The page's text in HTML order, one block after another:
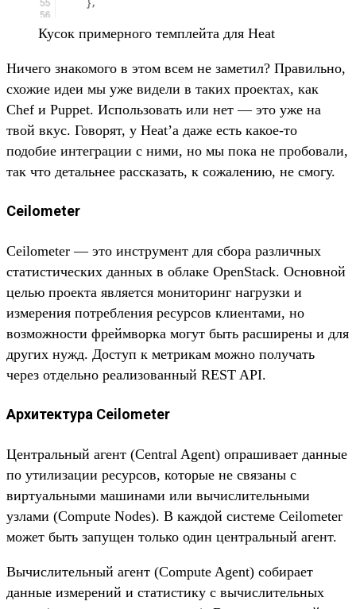
Кусок примерного темплейта для Heat
Ничего знакомого в этом всем не заметил? Правильно,
схожие идеи мы уже видели в таких проектах, как
Chef и Puppet. Использовать или нет — это уже на
твой вкус. Говорят, у Heat’а даже есть какое-то
подобие интеграции с ними, но мы пока не пробовали,
так что детальнее рассказать, к сожалению, не смогу.
Ceilometer
Ceilometer — это инструмент для сбора различных
статистических данных в облаке OpenStack. Основной
целью проекта является мониторинг нагрузки и
измерения потребления ресурсов клиентами, но
возможности фреймворка могут быть расширены и для
других нужд. Доступ к метрикам можно получать
через отдельно реализованный REST API.
Архитектура Ceilometer
Центральный агент (Central Agent) опрашивает данные
по утилизации ресурсов, которые не связаны с
виртуальными машинами или вычислительными
узлами (Compute Nodes). В каждой системе Ceilometer
может быть запущен только один центральный агент.
Вычислительный агент (Compute Agent) собирает
данные измерений и статистику с вычислительных